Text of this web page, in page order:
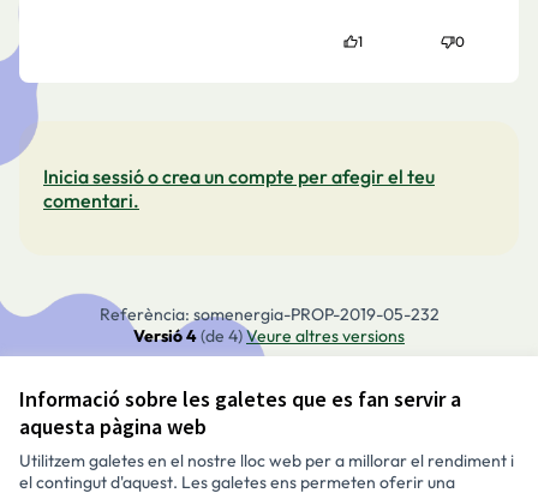
Informació sobre les galetes que es fan servir a
aquesta pàgina web
Utilitzem galetes en el nostre lloc web per a millorar el rendiment i
el contingut d'aquest. Les galetes ens permeten oferir una
1 0
Inicia sessió o crea un compte per afegir el teu
comentari.
Referència: somenergia-PROP-2019-05-232
Versió 4(de 4) veure altres versions
Avís legal i condicions d’ús
Configuració de les galetes
Català
Triar la llenguaElegir el idiomaAukeratu hizkuntzaChoose language